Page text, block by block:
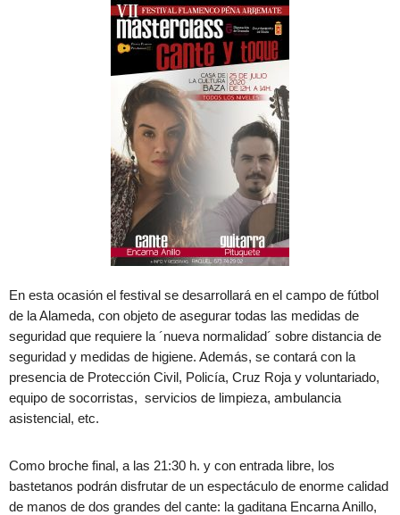
En esta ocasión el festival se desarrollará en el campo de fútbol
de la Alameda, con objeto de asegurar todas las medidas de
seguridad que requiere la ´nueva normalidad´ sobre distancia de
seguridad y medidas de higiene. Además, se contará con la
presencia de Protección Civil, Policía, Cruz Roja y voluntariado,
equipo de socorristas, servicios de limpieza, ambulancia
asistencial, etc.
Como broche final, a las 21:30 h. y con entrada libre, los
bastetanos podrán disfrutar de un espectáculo de enorme calidad
de manos de dos grandes del cante: la gaditana Encarna Anillo,